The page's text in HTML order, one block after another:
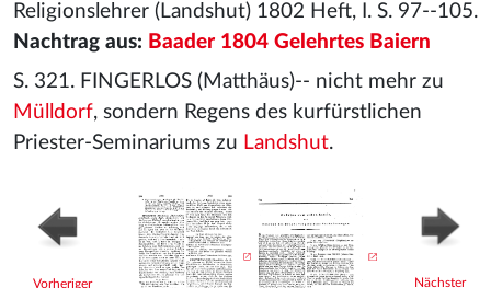
Religionslehrer (Landshut) 1802 Heft, I. S. 97--105.
Nachtrag aus: Baader 1804 Gelehrtes Baiern
S. 321. FINGERLOS (Matthäus)-- nicht mehr zu
Mülldorf, sondern Regens des kurfürstlichen
Priester-Seminariums zu Landshut.
Vorheriger
Nächster